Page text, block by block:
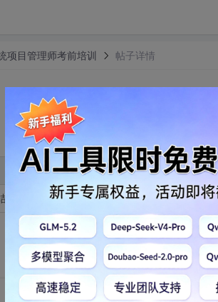
项目管理师考前培训 帖子详情
构类型，可下载电子版课件
转发到动态 举报